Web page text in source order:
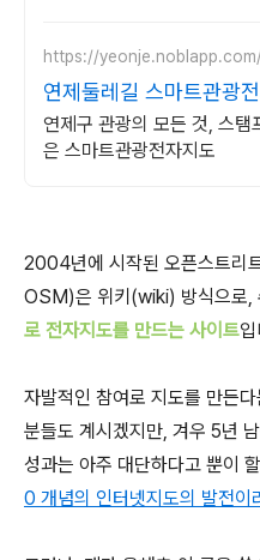
https://yeonje.noblapp.com/
연제둘레길 스마트관광
연제구 관광의 모든 것, 스
은 스마트관광전자지도
2004년에 시작된 오픈스트리
OSM)은 위키(wiki) 방식으로,
로 전자지도를 만드는 사이트
자발적인 참여로 지도를 만든
분들도 계시겠지만, 겨우 5년
성과는 아주 대단하다고 뿐이
0 개념의 인터넷지도의 발전이